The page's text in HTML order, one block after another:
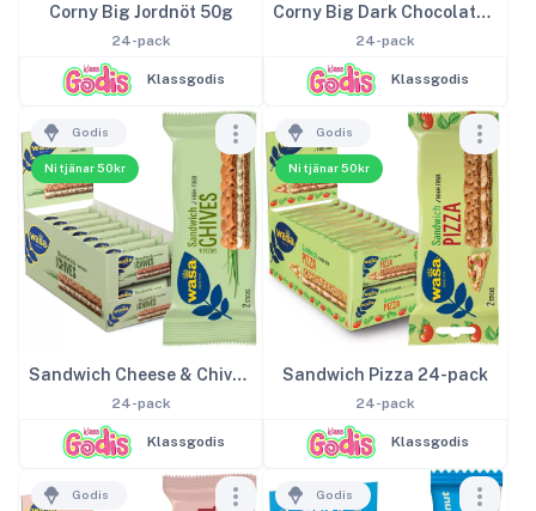
Corny Big Jordnöt 50g
24-pack
Klassgodis
Corny Big Dark Chocolate 50g
24-pack
Klassgodis
Ni tjänar 50kr
Godis
Sandwich Cheese & Chives 24-pack
24-pack
Klassgodis
Ni tjänar 50kr
Godis
Sandwich Pizza 24-pack
24-pack
Klassgodis
Godis Godis